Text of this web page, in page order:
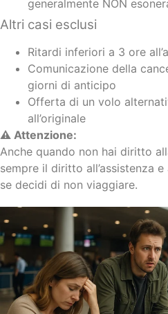
generalmente NON
Altri casi esclusi
Ritardi inferiori a 3 ore
Comunicazione della
giorni di anticipo
Offerta di un volo
all’originale
⚠️ Attenzione:
Anche quando non hai diritto
sempre il diritto all’assistenza
se decidi di non viaggiare.